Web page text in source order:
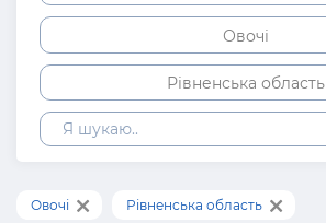
Овочі
Рівненська область
Овочі Рівненська область